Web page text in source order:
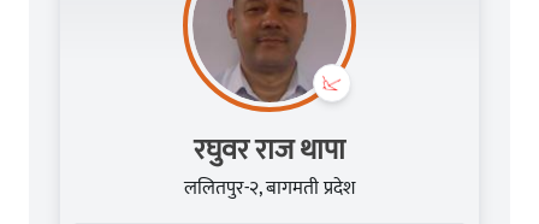
रघुवर राज थापा
ललितपुर-२, बागमती प्रदेश